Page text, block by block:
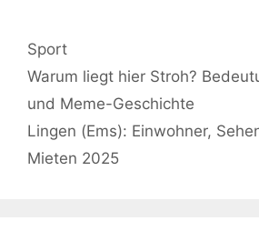
Kategorien
Sport
Warum liegt hier Stroh?
und Meme-Geschichte
Lingen (Ems): Einwohner,
Mieten 2025